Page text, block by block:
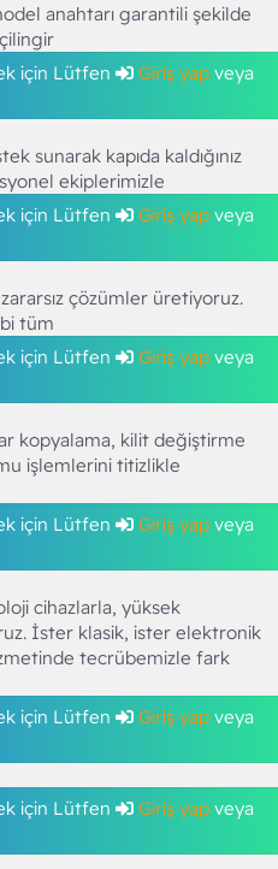
anahtarı garantili şekilde
için Lütfen
Giriş yap veya
sunarak kapıda kaldığınız
ekiplerimizle
için Lütfen
Giriş yap veya
zararsız çözümler üretiyoruz.
tüm
için Lütfen
Giriş yap veya
kopyalama, kilit değiştirme
işlemlerini titizlikle
için Lütfen
Giriş yap veya
cihazlarla, yüksek
İster klasik, ister elektronik
tecrübemizle fark
için Lütfen
Giriş yap veya
için Lütfen Giriş yap veya